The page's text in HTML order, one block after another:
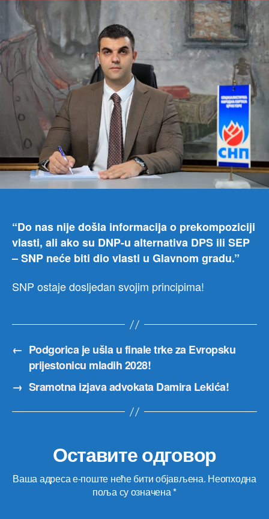
a,
je
za
“Do nas nije došla informacija o prekompoziciji
vlasti, ali ako su DNP-u alternativa DPS ili SEP
– SNP neće biti dio vlasti u Glavnom gradu.”
SNP ostaje dosljedan svojim principima!
← Podgorica je ušla u finale trke za Evropsku
prijestonicu mladih 2028!
→ Sramotna izjava advokata Damira Lekića!
Оставите одговор
Ваша адреса е-поште неће бити објављена. Неопходна
поља су означена*